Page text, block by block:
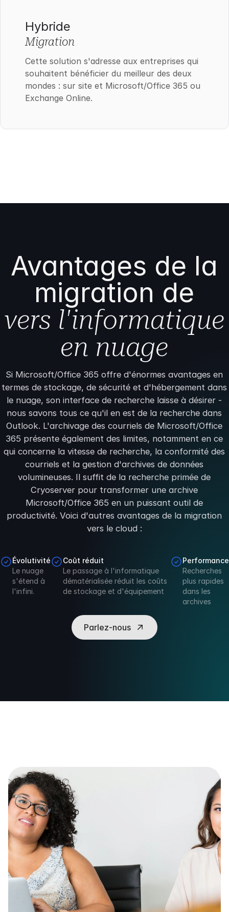
Hybride
Migration
Cette solution s'adresse aux entreprises qui
souhaitent bénéficier du meilleur des deux
mondes : sur site et Microsoft/Office 365 ou
Exchange Online.
Avantages de la
migration de
vers l'informatique
en nuage
Si Microsoft/Office 365 offre d'énormes avantages en
termes de stockage, de sécurité et d'hébergement dans
le nuage, son interface de recherche laisse à désirer -
nous savons tous ce qu'il en est de la recherche dans
Outlook. L'archivage des courriels de Microsoft/Office
365 présente également des limites, notamment en ce
qui concerne la vitesse de recherche, la conformité des
courriels et la gestion d'archives de données
volumineuses. Il suffit de la recherche primée de
Cryoserver pour transformer une archive
Microsoft/Office 365 en un puissant outil de
productivité. Voici d'autres avantages de la migration
vers le cloud :
Évolutivité
Le nuage
s'étend à
l'infini.
Coût réduit
Le passage à l'informatique
dématérialisée réduit les coûts
de stockage et d'équipement
Performance
Recherches
plus rapides
dans les
archives
Parlez-nous